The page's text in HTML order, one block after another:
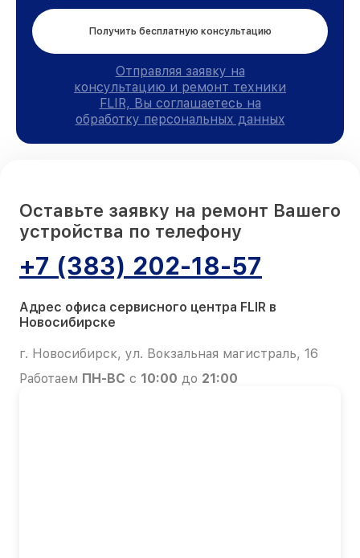
Получить бесплатную консультацию
Отправляя заявку на
консультацию и ремонт техники
FLIR, Вы соглашаетесь на
обработку персональных данных
Оставьте заявку на ремонт Вашего
устройства по телефону
+7 (383) 202-18-57
Адрес офиса сервисного центра FLIR в
Новосибирске
г. Новосибирск, ул. Вокзальная магистраль, 16
Работаем ПН-ВС с 10:00 до 21:00